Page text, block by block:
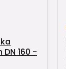
160 -